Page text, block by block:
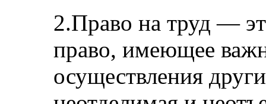
2.Право на труд —
право, имеющее
осуществления